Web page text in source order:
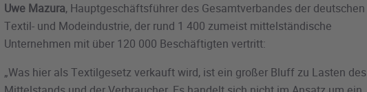
Uwe Mazura, Hauptgeschäftsführer des Gesamtverbandes der deutschen
Textil- und Modeindustrie, der rund 1 400 zumeist mittelständische
Unternehmen mit über 120 000 Beschäftigten vertritt:
„Was hier als Textilgesetz verkauft wird, ist ein großer Bluff zu Lasten des